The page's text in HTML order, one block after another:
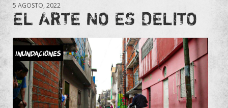
5 AGOSTO, 2022
EL ARTE NO ES DELITO
Inundaciones